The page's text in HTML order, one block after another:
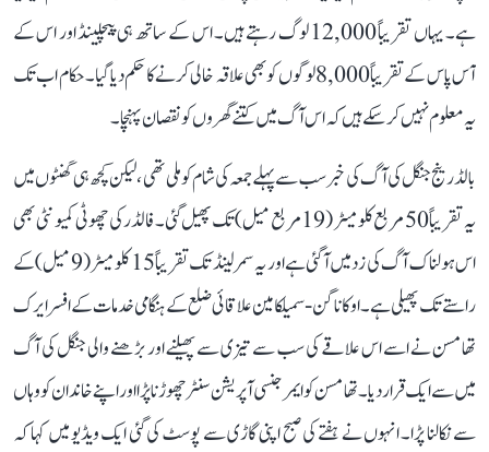
ہے۔ یہاں تقریباً 12,000 لوگ رہتے ہیں۔ اس کے ساتھ ہی پیچلینڈ اور اس کے
آس پاس کے تقریباً 8,000 لوگوں کو بھی علاقہ خالی کرنے کا حکم دیا گیا۔ حکام اب تک
یہ معلوم نہیں کر سکے ہیں کہ اس آگ میں کتنے گھروں کو نقصان پہنچا۔
بالڈ رینج جنگل کی آگ کی خبر سب سے پہلے جمعہ کی شام کو ملی تھی، لیکن کچھ ہی گھنٹوں میں
یہ تقریباً 50 مربع کلومیٹر (19 مربع میل) تک پھیل گئی۔ فالڈر کی چھوٹی کمیونٹی بھی
اس ہولناک آگ کی زد میں آ گئی ہے اور یہ سمرلینڈ تک تقریباً 15 کلومیٹر (9 میل) کے
راستے تک پھیلی ہے۔ اوکاناگن-سمیلکامین علاقائی ضلع کے ہنگامی خدمات کے افسر ایرک
تھامسن نے اسے اس علاقے کی سب سے تیزی سے پھیلنے اور بڑھنے والی جنگل کی آگ
میں سے ایک قرار دیا۔ تھامسن کو ایمرجنسی آپریشن سنٹر چھوڑنا پڑا اور اپنے خاندان کو وہاں
سے نکالنا پڑا۔ انہوں نے ہفتے کی صبح اپنی گاڑی سے پوسٹ کی گئی ایک ویڈیو میں کہا کہ